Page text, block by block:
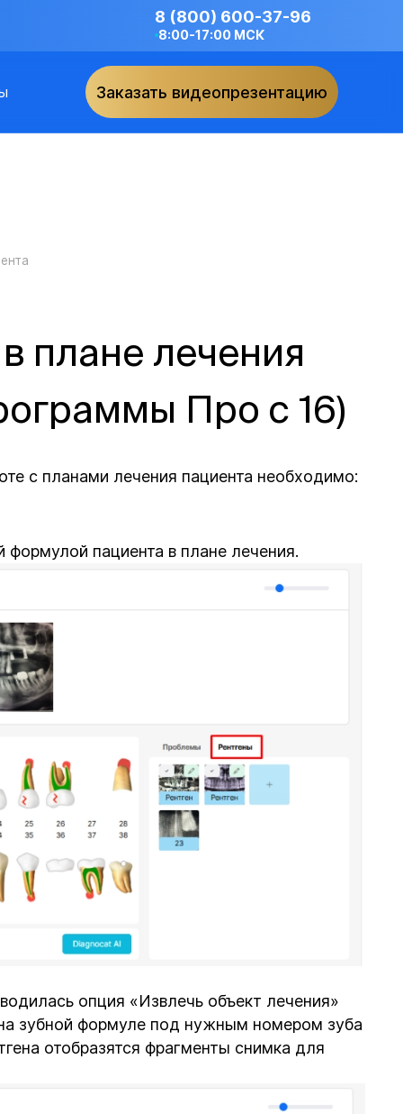
8 (800) 600-37-96
8:00-17:00 МСК
Заказать видеопрезентацию
плане лечения
Про с 16)
с планами лечения пациента необходимо:
пациента в плане лечения.
опция «Извлечь объект лечения»
зубной формуле под нужным номером зуба
отобразятся фрагменты снимка для